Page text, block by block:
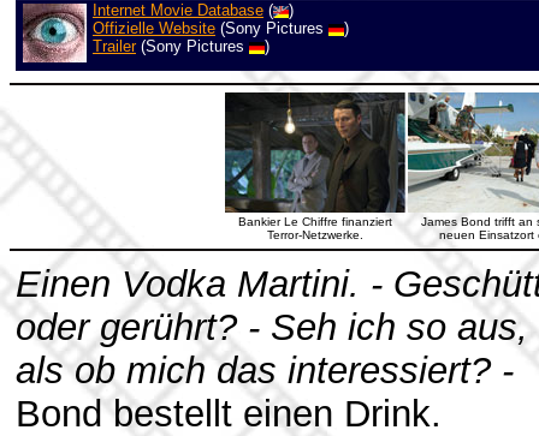
Internet Movie Database (
)
Offizielle Website (Sony Pictures
)
Trailer(Sony Pictures )
Bankier Le Chiffre finanziert
Terror-Netzwerke.
James Bond trifft an
neuen Einsatzort
Einen Vodka Martini. -
oder gerührt? - Seh ich so aus,
als ob mich das interessiert? -
Bond bestellt einen Drink.